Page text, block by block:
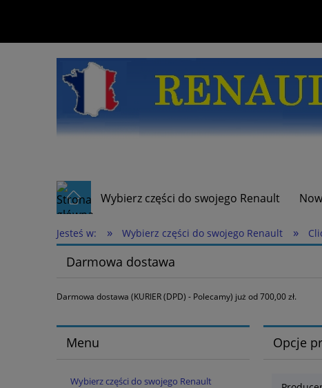
Wybierz części do swojego Renault
Jesteś w: » Wybierz części do swojego Renault »
Darmowa dostawa
Darmowa dostawa (KURIER (DPD) - Polecamy) już od 700,00 zł.
Menu
Wybierz części do swojego Renault
Opcje